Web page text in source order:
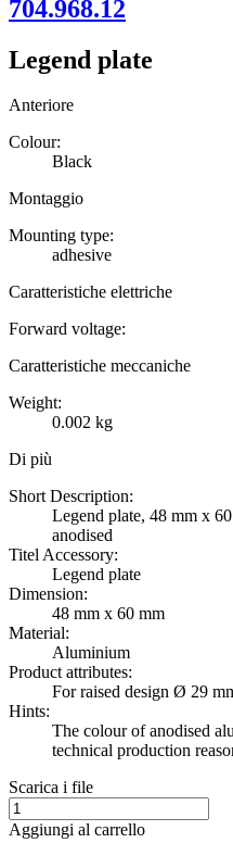
704.968.12
Legend plate
Anteriore
Colour:
Black
Montaggio
Mounting type:
adhesive
Caratteristiche elettriche
Forward voltage:
Caratteristiche meccaniche
Weight:
0.002 kg
Di più
Short Description:
Legend plate, 48 mm x
anodised
Titel Accessory:
Legend plate
Dimension:
48 mm x 60 mm
Material:
Aluminium
Product attributes:
For raised design Ø 29
Hints:
The colour of anodised
technical production
Scarica i file
Aggiungi al carrello